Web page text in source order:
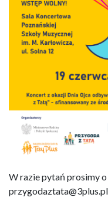
W razie pytań prosimy
przygodaztata@3plus.pl